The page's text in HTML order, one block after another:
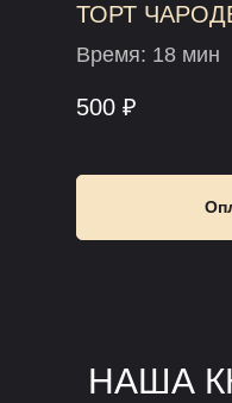
ТОРТ
Время: 18 мин
500 ₽
НАША